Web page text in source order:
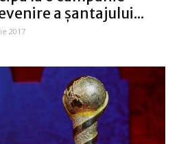
a şantajului...
2017